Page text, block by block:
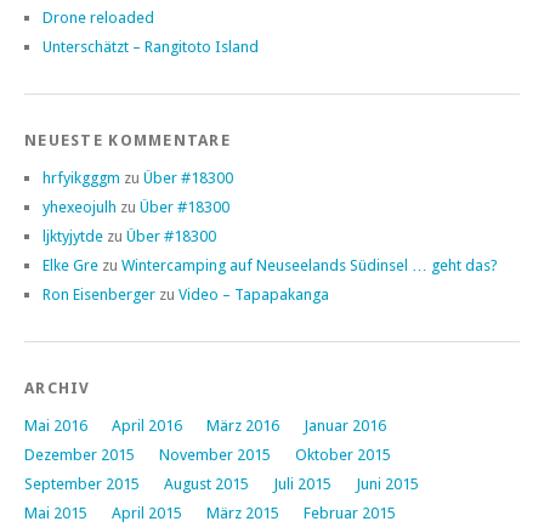
Drone reloaded
Unterschätzt – Rangitoto Island
NEUESTE KOMMENTARE
hrfyikgggm zu Über #18300
yhexeojulh zu Über #18300
ljktyjytde zu Über #18300
Elke Gre zu Wintercamping auf Neuseelands Südinsel … geht das?
Ron Eisenberger zu Video – Tapapakanga
ARCHIV
Mai 2016 April 2016 März 2016
Januar 2016
Dezember 2015
November 2015
Oktober 2015
September 2015
August 2015 Juli 2015
Juni 2015
Mai 2015
April 2015 März 2015
Februar 2015